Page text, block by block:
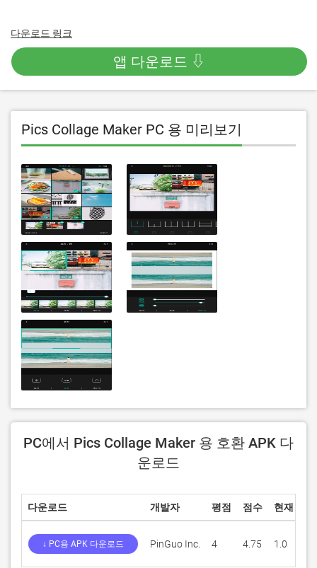
다운로드 링크
앱 다운로드 ⇩
Pics Collage Maker PC 용 미리보기
PC에서 Pics Collage Maker 용 호환 APK 다
운로드
다운로드 개발자 평점 점수 현재 버전
↓ PC용 APK 다운로드 PinGuo Inc. 4 4.75 1.0